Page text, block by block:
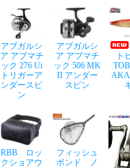
アブガルシ
ア アブマチ
ック 276 Ui
トリガーア
ンダースピ
ン
アブガルシ
ア アブマチ
ック 506 MK
II アンダー
スピン
ト
AKA
RBB ロッ
クショアウ
フィッシュ
ポンド ノ